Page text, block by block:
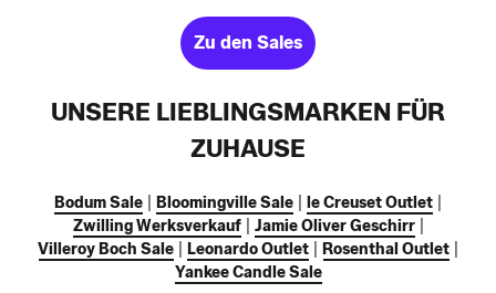
Zu den Sales
UNSERE LIEBLINGSMARKEN FÜR
ZUHAUSE
Bodum Sale Bloomingville Sale le Creuset Outlet
Zwilling Werksverkauf| Jamie Oliver Geschirr|
Villeroy Boch Sale
Leonardo Outlet Rosenthal Outlet
Yankee Candle Sale